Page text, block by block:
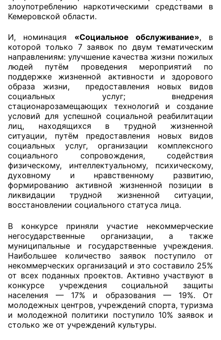
О Палате
Структура Палаты
Комиссии
Экспертный совет ОП КО
Совет ОП КО
Общественный штаб
Члены ОП КО
Документы ОП КО
Регламент ОП КО
Кодекс этики ОП КО
Положения
Соглашения
Рекомендации
Порядок работы ЦОН
Аппарат ОП КО
злоупотреблению наркотическими средствами в
Кемеровской области.
И, номинация «Социальное обслуживание», в
которой только 7 заявок по двум тематическим
направлениям: улучшение качества жизни пожилых
людей путём проведения мероприятий по
поддержке жизненной активности и здорового
образа жизни, предоставления новых видов
социальных услуг; внедрения
стационарозамещающих технологий и создание
условий для успешной социальной реабилитации
лиц, находящихся в трудной жизненной
ситуации, путём предоставления новых видов
социальных услуг, организации комплексного
социального сопровождения, содействия
физическому, интеллектуальному, психическому,
духовному и нравственному развитию,
формированию активной жизненной позиции в
ликвидации трудной жизненной ситуации,
восстановлении социального статуса лица.
В конкурсе приняли участие некоммерческие
негосударственные организации, а также
муниципальные и государственные учреждения.
Наибольшее количество заявок поступило от
некоммерческих организаций и это составило 25%
от всех поданных проектов. Активно участвуют в
конкурсе учреждения социальной защиты
населения — 17% и образования — 19%. От
молодежных центров, учреждений спорта, туризма
и молодежной политики поступило 10% заявок и
столько же от учреждений культуры.